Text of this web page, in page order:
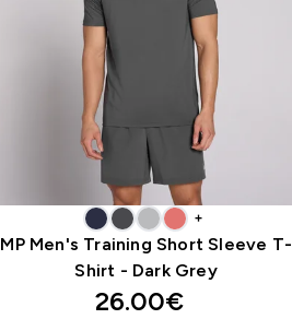
+
MP Men's Training Short Sleeve T-
Shirt - Dark Grey
26.00€‎